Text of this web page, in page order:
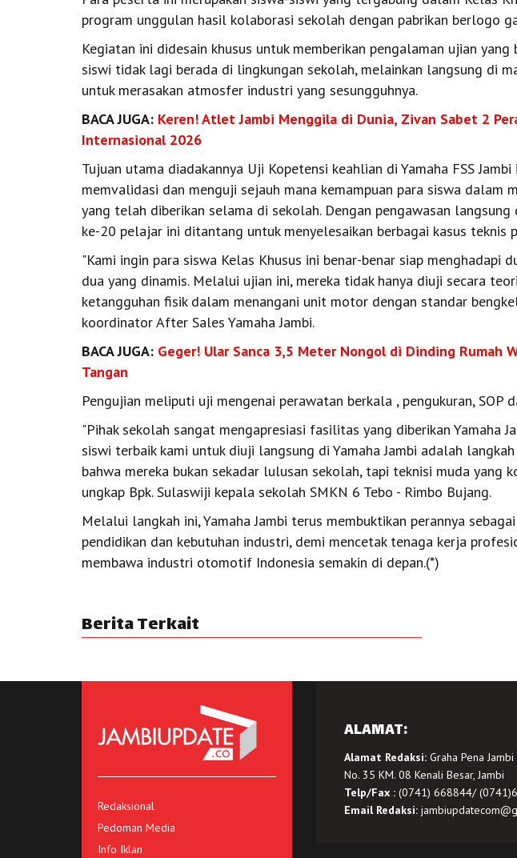
program unggulan hasil kolaborasi sekolah dengan pabrikan berlogo
Kegiatan ini didesain khusus untuk memberikan pengalaman ujian yang
siswi tidak lagi berada di lingkungan sekolah, melainkan langsung di
untuk merasakan atmosfer industri yang sesungguhnya.
BACA JUGA: Keren! Atlet Jambi Menggila di Dunia, Zivan Sabet 2
Internasional 2026
Tujuan utama diadakannya Uji Kopetensi keahlian di Yamaha FSS
memvalidasi dan menguji sejauh mana kemampuan para siswa dalam
yang telah diberikan selama di sekolah. Dengan pengawasan
ke-20 pelajar ini ditantang untuk menyelesaikan berbagai kasus teknis
"Kami ingin para siswa Kelas Khusus ini benar-benar siap
dua yang dinamis. Melalui ujian ini, mereka tidak hanya diuji secara
ketangguhan fisik dalam menangani unit motor dengan standar
koordinator After Sales Yamaha Jambi.
BACA JUGA: Geger! Ular Sanca 3,5 Meter Nongol di Dinding Rumah
Tangan
Pengujian meliputi uji mengenai perawatan berkala , pengukuran, SOP
"Pihak sekolah sangat mengapresiasi fasilitas yang diberikan Yamaha
siswi terbaik kami untuk diuji langsung di Yamaha Jambi adalah
bahwa mereka bukan sekadar lulusan sekolah, tapi teknisi muda yang
ungkap Bpk. Sulaswiji kepala sekolah SMKN 6 Tebo - Rimbo Bujang.
Melalui langkah ini, Yamaha Jambi terus membuktikan perannya
pendidikan dan kebutuhan industri, demi mencetak tenaga kerja
membawa industri otomotif Indonesia semakin di depan.(*)
Berita Terkait
Redaksional
Pedoman Media
Info Iklan
ALAMAT:
Alamat Redaksi:Graha Pena Jambi
No. 35 KM. 08 Kenali Besar, Jambi
Telp/Fax :(0741) 668844/
Email Redaksi: